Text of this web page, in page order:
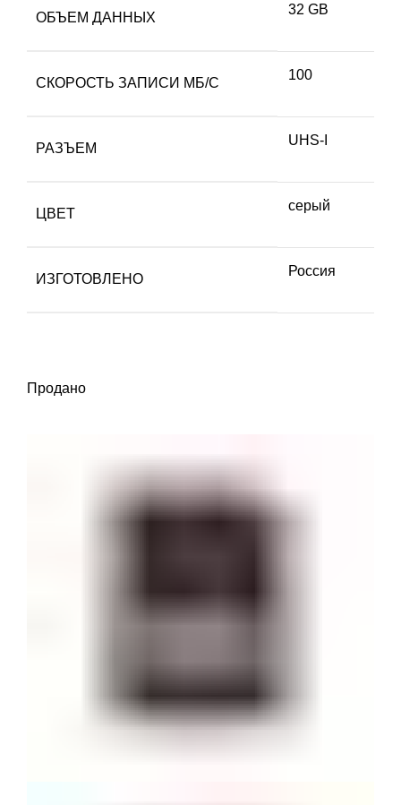
ОБЪЕМ ДАННЫХ
32 GB
СКОРОСТЬ ЗАПИСИ МБ/С
100
РАЗЪЕМ
UHS-I
ЦВЕТ
серый
ИЗГОТОВЛЕНО
Россия
Продано